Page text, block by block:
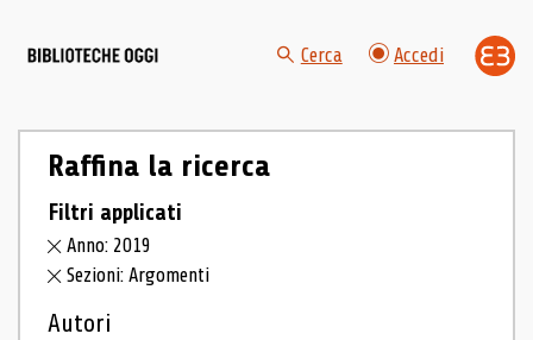
Cerca Accedi
Raffina la ricerca
Filtri applicati
Anno: 2019
Sezioni: Argomenti
Autori